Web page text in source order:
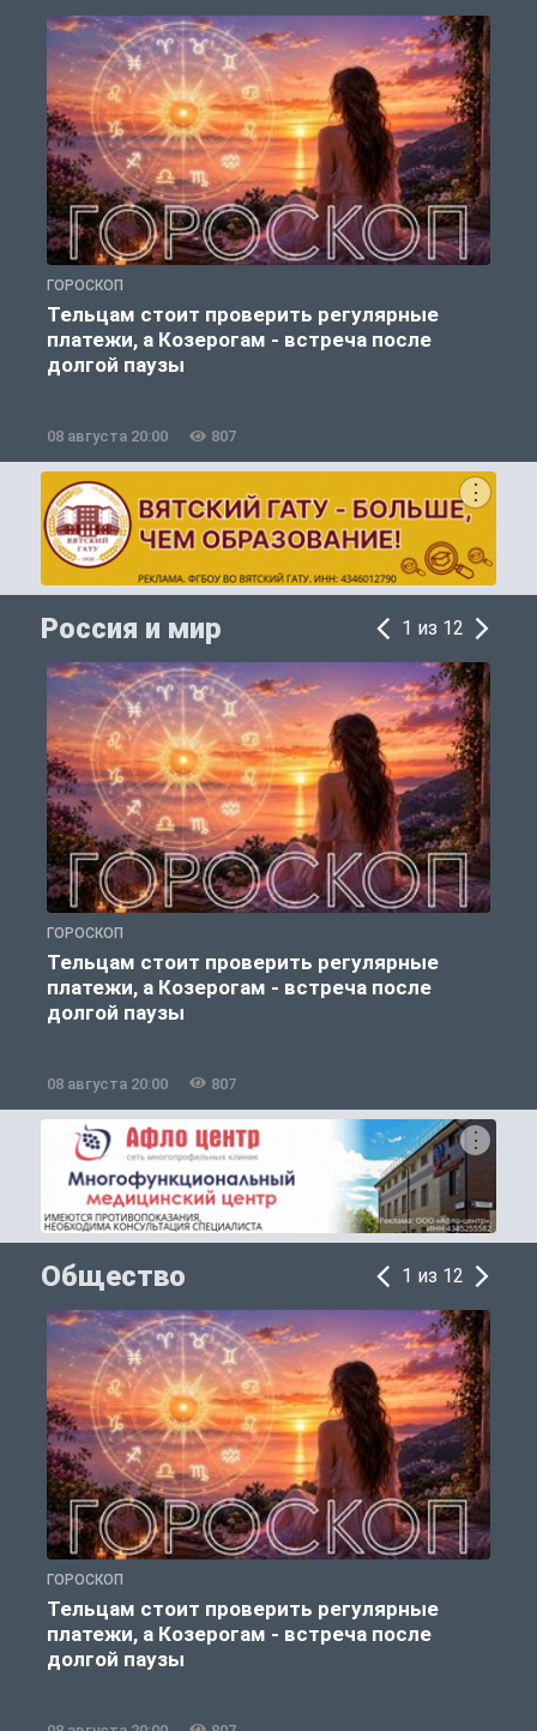
ГОРОСКОП
Тельцам стоит проверить регулярные
платежи, а Козерогам - встреча после
долгой паузы
08 августа 20:00 807
Россия и мир 1 из 12
ГОРОСКОП
Тельцам стоит проверить регулярные
платежи, а Козерогам - встреча после
долгой паузы
08 августа 20:00 807
Общество 1 из 12
ГОРОСКОП
Тельцам стоит проверить регулярные
платежи, а Козерогам - встреча после
долгой паузы